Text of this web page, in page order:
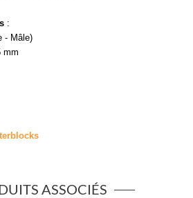
:
- Mâle)
mm
ASSOCIÉS